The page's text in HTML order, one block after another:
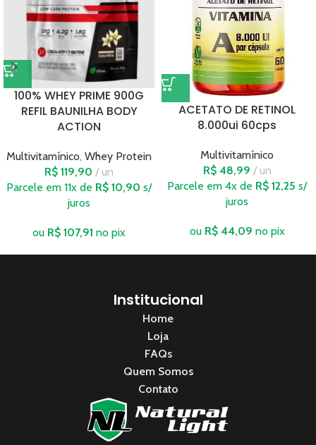
100% WHEY PRIME 900G
REFIL BAUNILHA BODY
ACTION
Multivitamínico, Whey Protein
R$ 119,90
un
Parcele em 11x de R$ 10,90 s/
juros
ou R$ 107,91 no pix
ACETATO DE RETINOL
8.000ui 60cps
Multivitamínico
R$48,99
un
Parcele em 4x de R$ 12,25 s/
juros
ou R$44,09 no pix
Institucional
Home
Loja
FAQs
Quem Somos
Contato